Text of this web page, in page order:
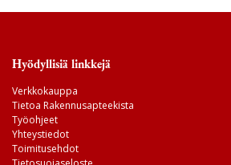
Hyödyllisiä linkkejä
Verkkokauppa
Tietoa Rakennusapteekista
Työohjeet
Yhteystiedot
Toimitusehdot